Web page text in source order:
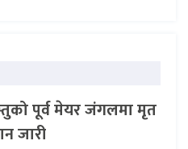
पूर्व मेयर जंगलमा मृत
जारी